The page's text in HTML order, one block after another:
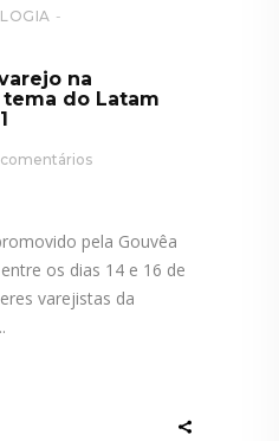
na
do Latam
pela Gouvêa
os dias 14 e 16 de
varejistas da